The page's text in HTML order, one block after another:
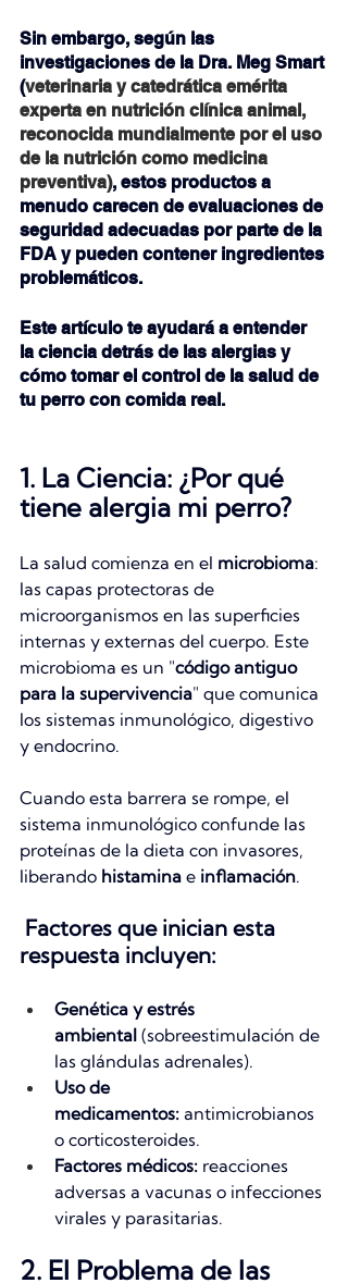
Sin embargo, según las
investigaciones de la Dra. Meg Smart
(veterinaria y catedrática emérita
experta en nutrición clínica animal,
reconocida mundialmente por el uso
de la nutrición como medicina
preventiva), estos productos a
menudo carecen de evaluaciones de
seguridad adecuadas por parte de la
FDA y pueden contener ingredientes
problemáticos.
Este artículo te ayudará a entender
la ciencia detrás de las alergias y
cómo tomar el control de la salud de
tu perro con comida real.
1. La Ciencia: ¿Por qué
tiene alergia mi perro?
La salud comienza en el microbioma:
las capas protectoras de
microorganismos en las superficies
internas y externas del cuerpo. Este
microbioma es un "código antiguo
para la supervivencia" que comunica
los sistemas inmunológico, digestivo
y endocrino.
Cuando esta barrera se rompe, el
sistema inmunológico confunde las
proteínas de la dieta con invasores,
liberando histamina e inflamación.
respuesta incluyen:
Genética y estrés
ambiental (sobreestimulación de
las glándulas adrenales).
Uso de
medicamentos: antimicrobianos
o corticosteroides.
Factores médicos: reacciones
adversas a vacunas o infecciones
virales y parasitarias.
2. El Problema de las